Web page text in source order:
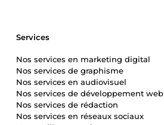
Services
Nos services en marketing digital
Nos services de graphisme
Nos services en audiovisuel
Nos services de développement web
Nos services de rédaction
Nos services en réseaux sociaux